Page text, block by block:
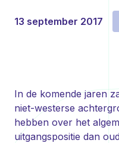
13 september 2017
In de komende jaren
niet-westerse
hebben over het
uitgangspositie dan